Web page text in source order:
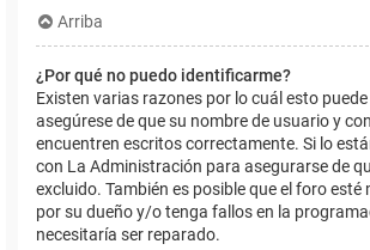
Arriba
¿Por qué no puedo identificarme?
Existen varias razones por lo cuál esto
asegúrese de que su nombre de usuario y
encuentren escritos correctamente. Si lo
con La Administración para asegurarse de
excluido. También es posible que el foro
por su dueño y/o tenga fallos en la
necesitaría ser reparado.